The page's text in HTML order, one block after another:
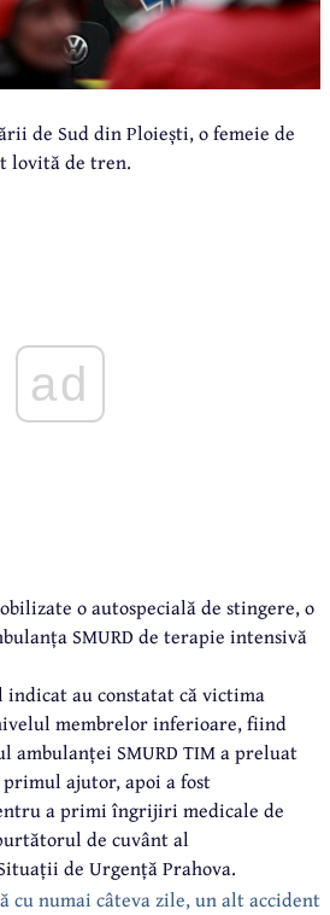
de Sud din Ploiești, o femeie de
lovită de tren.
ad
o autospecială de stingere, o
SMURD de terapie intensivă
indicat au constatat că victima
membrelor inferioare, fiind
ambulanței SMURD TIM a preluat
ajutor, apoi a fost
a primi îngrijiri medicale de
de cuvânt al
de Urgență Prahova.
cu numai câteva zile, un alt accident